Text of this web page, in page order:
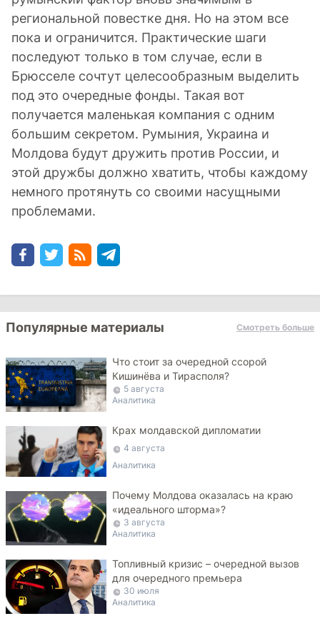
региональной повестке дня. Но на этом все
пока и ограничится. Практические шаги
последуют только в том случае, если в
Брюсселе сочтут целесообразным выделить
под это очередные фонды. Такая вот
получается маленькая компания с одним
большим секретом. Румыния, Украина и
Молдова будут дружить против России, и
этой дружбы должно хватить, чтобы каждому
немного протянуть со своими насущными
проблемами.
Популярные материалы Смотреть больше
Что стоит за очередной ссорой
Кишинёва и Тирасполя?
5 августа
Аналитика
Крах молдавской дипломатии
4 августа
Аналитика
Почему Молдова оказалась на краю
«идеального шторма»?
3 августа
Аналитика
Топливный кризис – очередной вызов
для очередного премьера
30 июля
Аналитика